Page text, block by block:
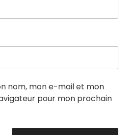
nom, mon e-mail et mon
pour mon prochain